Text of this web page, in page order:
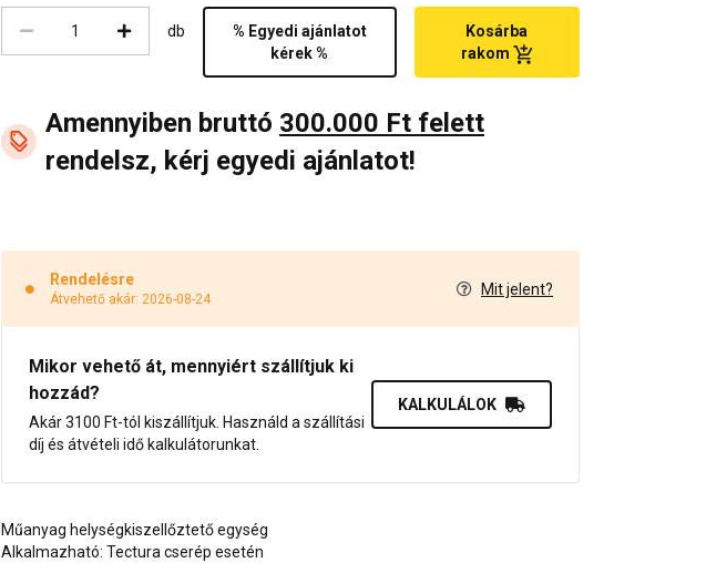
db
% Egyedi ajánlatot
kérek %
Kosárba
rakom
Amennyiben bruttó 300.000 Ft felett
rendelsz, kérj egyedi ajánlatot!
Rendelésre
Átvehető akár: 2026-08-24
Mit jelent?
Mikor vehető át, mennyiért szállítjuk ki
hozzád?
Akár 3100 Ft-tól kiszállítjuk. Használd a szállítási
díj és átvételi idő kalkulátorunkat.
KALKULÁLOK
Műanyag helységkiszellőztető egység
Alkalmazható: Tectura cserép esetén